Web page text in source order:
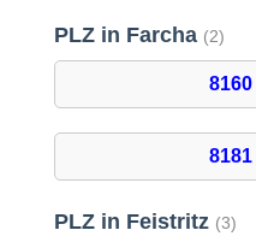
PLZ in Farcha (2)
8160
8181
PLZ in Feistritz (3)